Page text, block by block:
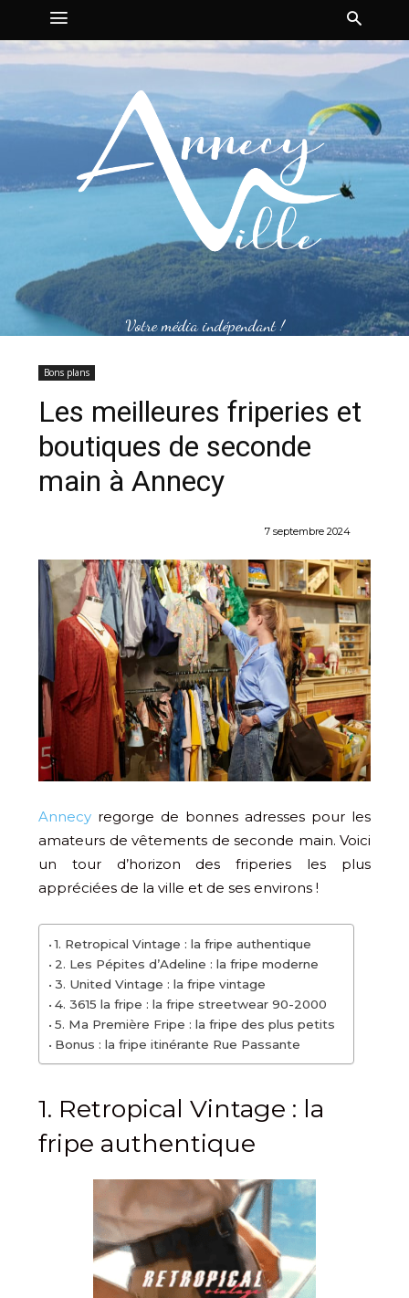
Votre média indépendant !
Bons plans
Les meilleures friperies et
boutiques de seconde
main à Annecy
7 septembre 2024
Annecy regorge de bonnes adresses pour les
amateurs de vêtements de seconde main. Voici
un tour d’horizon des friperies les plus
appréciées de la ville et de ses environs !
1. Retropical Vintage : la fripe authentique
2. Les Pépites d’Adeline : la fripe moderne
3. United Vintage : la fripe vintage
4. 3615 la fripe : la fripe streetwear 90-2000
5. Ma Première Fripe : la fripe des plus petits
Bonus : la fripe itinérante Rue Passante
1. Retropical Vintage : la
fripe authentique